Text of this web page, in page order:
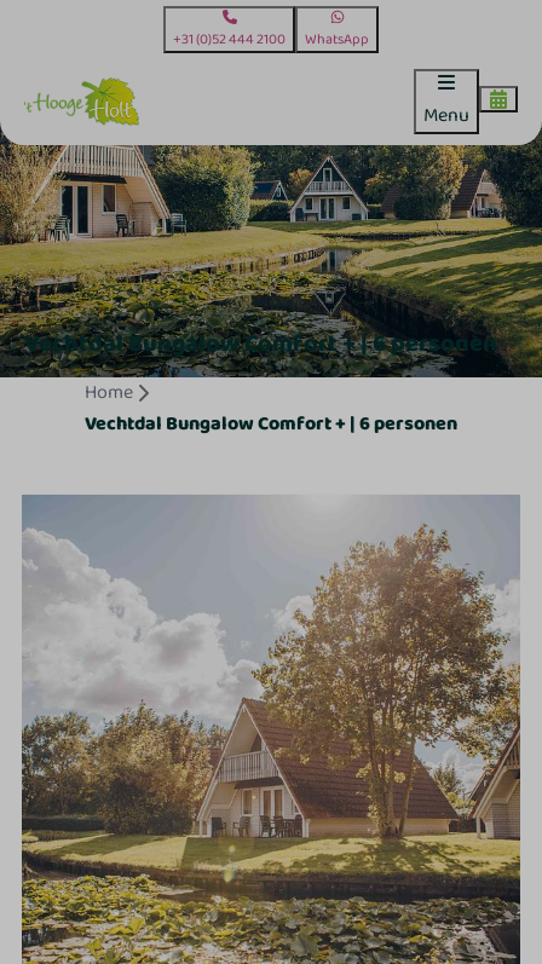
+31 (0)52 444 2100 WhatsApp
Menu
Vechtdal Bungalow Comfort + | 6 personen
Home
Vechtdal Bungalow Comfort + | 6 personen